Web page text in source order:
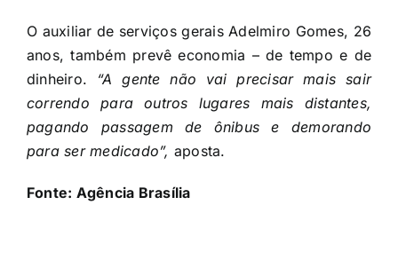
O auxiliar de serviços gerais Adelmiro Gomes, 26
anos, também prevê economia – de tempo e de
dinheiro. “A gente não vai precisar mais sair
correndo para outros lugares mais distantes,
pagando passagem de ônibus e demorando
para ser medicado”, aposta.
Fonte: Agência Brasília